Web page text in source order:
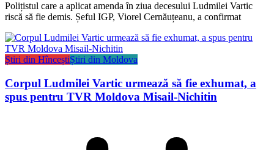
Polițistul care a aplicat amenda în ziua decesului Ludmilei Vartic
riscă să fie demis. Șeful IGP, Viorel Cernăuțeanu, a confirmat
Știri din HînceștiȘtiri din Moldova
Corpul Ludmilei Vartic urmează să fie exhumat, a
spus pentru TVR Moldova Misail-Nichitin